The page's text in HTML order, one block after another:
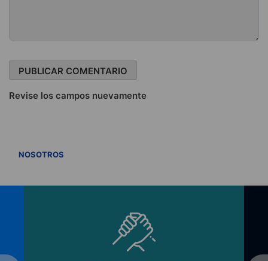
Revise los campos nuevamente
NOSOTROS